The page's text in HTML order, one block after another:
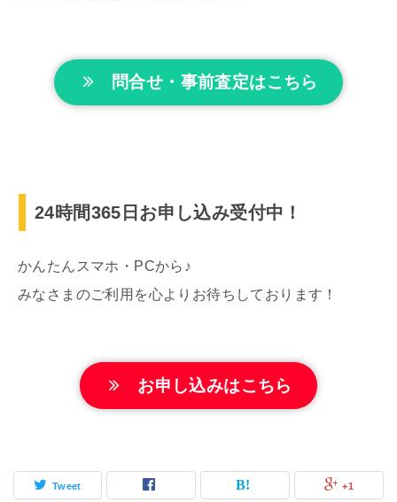
問合せ・事前査定はこちら
24時間365日お申し込み受付中！
かんたんスマホ・PCから♪
みなさまのご利用を心よりお待ちしております！
お申し込みはこちら
Tweet +1